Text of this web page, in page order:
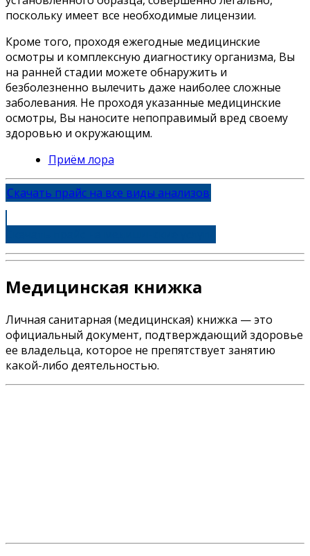
поскольку имеет все необходимые лицензии.
Кроме того, проходя ежегодные медицинские
осмотры и комплексную диагностику организма, Вы
на ранней стадии можете обнаружить и
безболезненно вылечить даже наиболее сложные
заболевания. Не проходя указанные медицинские
осмотры, Вы наносите непоправимый вред своему
здоровью и окружающим.
Приём лора
Скачать прайс на все виды анализов
Медицинская книжка
Личная санитарная (медицинская) книжка — это
официальный документ, подтверждающий здоровье
ее владельца, которое не препятствует занятию
какой-либо деятельностью.